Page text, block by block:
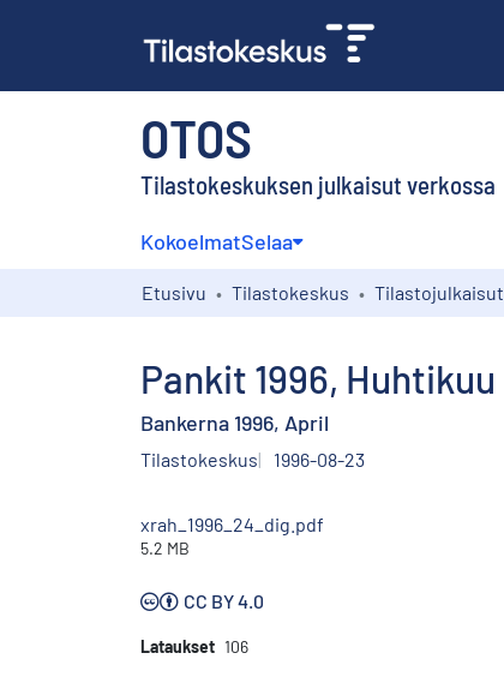
OTOS
Tilastokeskuksen julkaisut verkossa
KokoelmatSelaa
Etusivu Tilastokeskus Tilastojulkaisut
Pankit 1996, Huhtikuu
Bankerna 1996, April
Tilastokeskus 1996-08-23
xrah_1996_24_dig.pdf
5.2 MB
CC BY 4.0
Lataukset 106